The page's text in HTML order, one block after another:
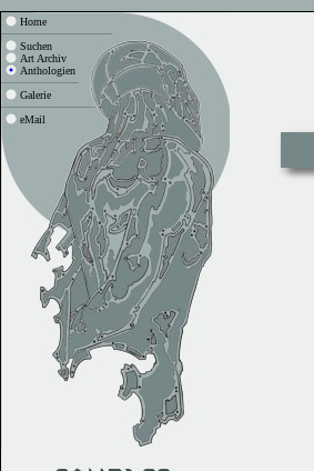
Home
Suchen
Art Archiv
Anthologien
Galerie
eMail